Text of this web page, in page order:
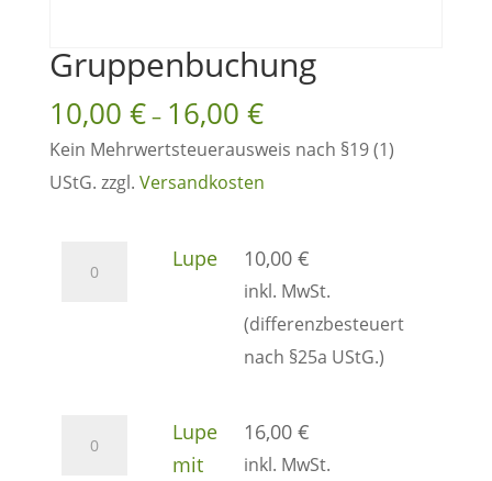
Gruppenbuchung
10,00 €– 16,00 €
Kein Mehrwertsteuerausweis nach §19 (1)
UStG. zzgl. Versandkosten
Lupe 10,00€
inkl. MwSt.
(differenzbesteuert
nach §25a UStG.)
Lupe
mit
16,00€
inkl. MwSt.